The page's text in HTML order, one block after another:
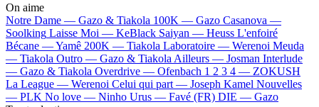
On aime
Notre Dame — Gazo & Tiakola 100K — Gazo Casanova —
Soolking Laisse Moi — KeBlack Saiyan — Heuss L'enfoiré
Bécane —Yamê 200K — Tiakola Laboratoire — Werenoi Meuda
— Tiakola Outro — Gazo & Tiakola Ailleurs — Josman Interlude
— Gazo & Tiakola Overdrive — Ofenbach 1 2 3 4 — ZOKUSH
La League — Werenoi Celui qui part — Joseph Kamel Nouvelles
— PLK No love — Ninho Urus — Favé (FR) DIE — Gazo